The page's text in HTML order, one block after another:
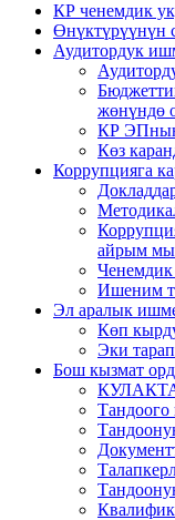
КР ченемдик
Өнүктүрүүнүн
Аудитордук
жөнүндө
КР
Көз
Коррупцияга
айрым
Ченемдик
Ишеним
Эл аралык
Көп
Эки
Бош кызмат
Тандоого